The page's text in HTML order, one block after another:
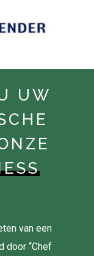
UW
van een
door “Chef